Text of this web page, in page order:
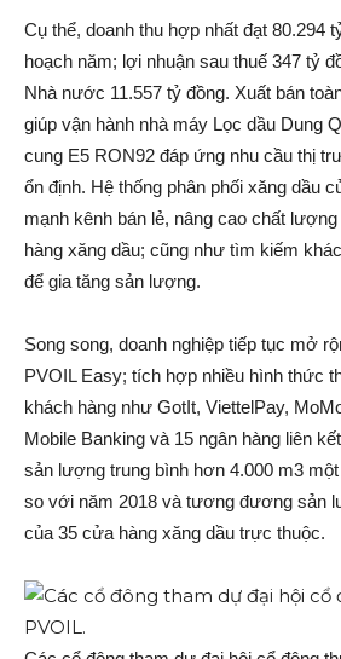
Cụ thể, doanh thu hợp nhất đạt 80.294
hoạch năm; lợi nhuận sau thuế 347 tỷ
Nhà nước 11.557 tỷ đồng. Xuất bán
giúp vận hành nhà máy Lọc dầu Dung
cung E5 RON92 đáp ứng nhu cầu thị
ổn định. Hệ thống phân phối xăng dầu
mạnh kênh bán lẻ, nâng cao chất
hàng xăng dầu; cũng như tìm kiếm
để gia tăng sản lượng.
Song song, doanh nghiệp tiếp tục mở
PVOIL Easy; tích hợp nhiều hình thức
khách hàng như GotIt, ViettelPay,
Mobile Banking và 15 ngân hàng liên
sản lượng trung bình hơn 4.000 m3
so với năm 2018 và tương đương sản
của 35 cửa hàng xăng dầu trực thuộc.